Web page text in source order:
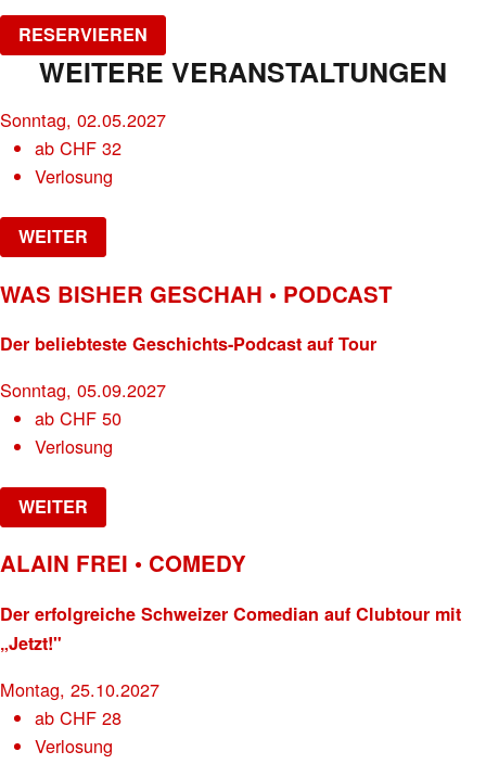
RESERVIEREN
WEITERE VERANSTALTUNGEN
Sonntag, 02.05.2027
abCHF 32
Verlosung
WEITER
WAS BISHER GESCHAH • PODCAST
Der beliebteste Geschichts-Podcast auf Tour
Sonntag, 05.09.2027
abCHF 50
Verlosung
WEITER
ALAIN FREI • COMEDY
Der erfolgreiche Schweizer Comedian auf Clubtour mit
„Jetzt!"
Montag, 25.10.2027
abCHF 28
Verlosung